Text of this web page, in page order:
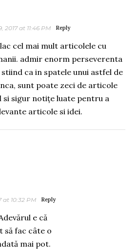
2017 at 11:46 PM Reply
cel mai mult articolele cu
admir enorm perseverenta
ca in spatele unui astfel de
sunt poate zeci de articole
si sigur notițe luate pentru a
articole si idei.
at 10:32 PM Reply
e că
să fac câte o
mai pot.